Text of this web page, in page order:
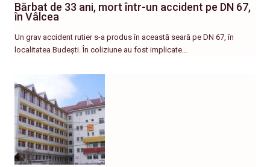
Bărbat de 33 ani, mort într-un accident pe DN 67,
în Vâlcea
Un grav accident rutier s-a produs în această seară pe DN 67, în
localitatea Budești. În coliziune au fost implicate…